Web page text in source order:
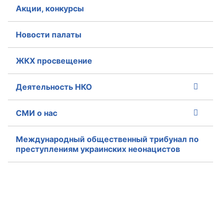
Акции, конкурсы
Новости палаты
ЖКХ просвещение
Деятельность НКО
СМИ о нас
Международный общественный трибунал по
преступлениям украинских неонацистов